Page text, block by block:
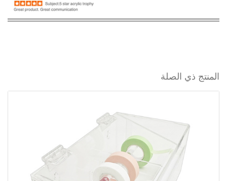
المنتج ذي الصلة